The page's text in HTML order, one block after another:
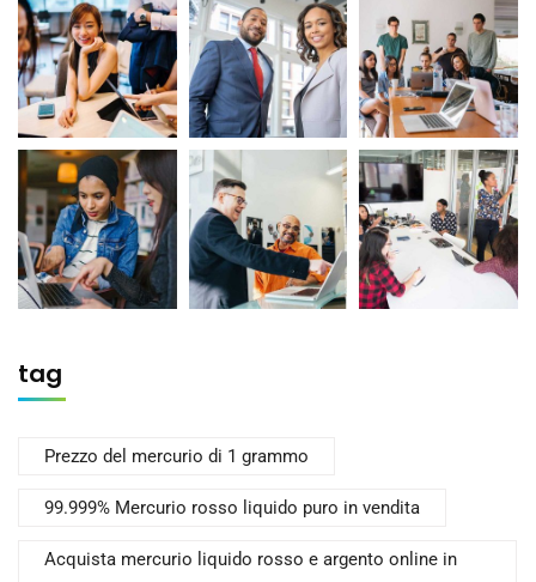
tag
Prezzo del mercurio di 1 grammo
99.999% Mercurio rosso liquido puro in vendita
Acquista mercurio liquido rosso e argento online in